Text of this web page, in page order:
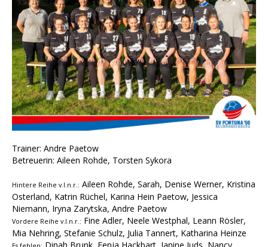
Trainer: Andre Paetow
Betreuerin: Aileen Rohde, Torsten Sykora
Hintere Reihe v.l.n.r.: Aileen Rohde, Sarah, Denise Werner, Kristina
Osterland, Katrin Rüchel, Karina Hein Paetow, Jessica
Niemann, Iryna Zarytska, Andre Paetow
Vordere Reihe v.l.n.r.: Fine Adler, Neele Westphal, Leann Rösler,
Mia Nehring, Stefanie Schulz, Julia Tannert, Katharina Heinze